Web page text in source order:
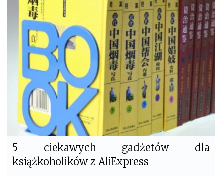
b
t
e
5 ciekawych gadżetów dla
książkoholików z AliExpress